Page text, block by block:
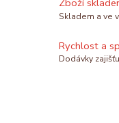
Skladem a ve
Rychlost a
Dodávky